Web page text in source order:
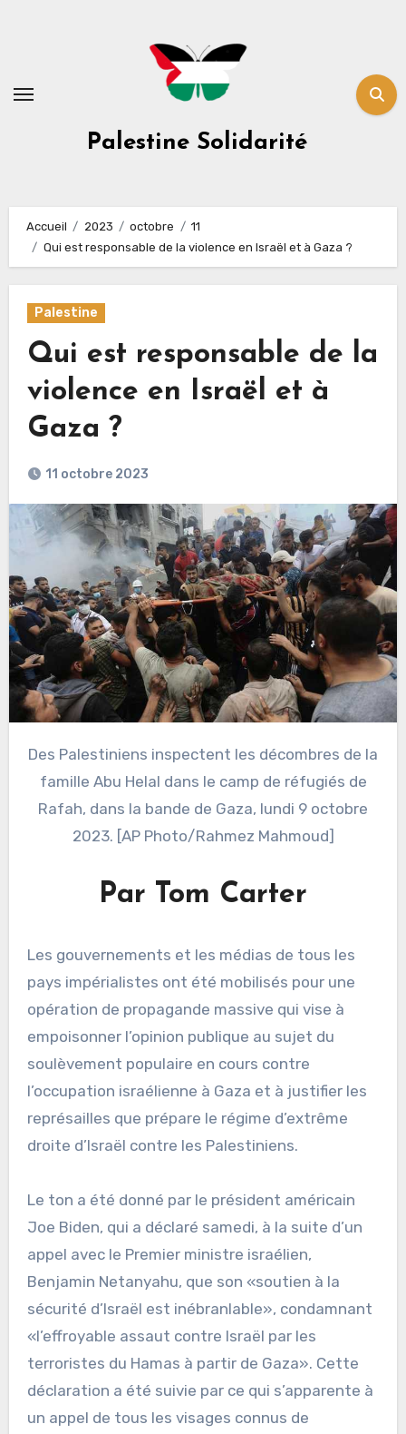
Palestine Solidarité
Accueil 2023 octobre
11
Qui est responsable de la violence en Israël et à Gaza ?
Palestine
Qui est responsable de la
violence en Israël et à
Gaza ?
11 octobre 2023
Des Palestiniens inspectent les décombres de la
famille Abu Helal dans le camp de réfugiés de
Rafah, dans la bande de Gaza, lundi 9 octobre
2023. [AP Photo/Rahmez Mahmoud]
Par Tom Carter
Les gouvernements et les médias de tous les
pays impérialistes ont été mobilisés pour une
opération de propagande massive qui vise à
empoisonner l’opinion publique au sujet du
soulèvement populaire en cours contre
l’occupation israélienne à Gaza et à justifier les
représailles que prépare le régime d’extrême
droite d’Israël contre les Palestiniens.
Le ton a été donné par le président américain
Joe Biden, qui a déclaré samedi, à la suite d’un
appel avec le Premier ministre israélien,
Benjamin Netanyahu, que son «soutien à la
sécurité d’Israël est inébranlable», condamnant
«l’effroyable assaut contre Israël par les
terroristes du Hamas à partir de Gaza». Cette
déclaration a été suivie par ce qui s’apparente à
un appel de tous les visages connus de